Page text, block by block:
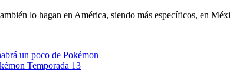
lo hagan en América, siendo más específicos, en
un poco de Pokémon
Temporada 13